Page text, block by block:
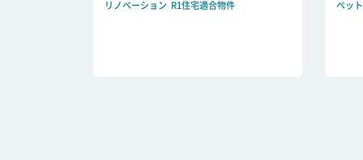
リノベーション R1住宅適合物件 ペッ